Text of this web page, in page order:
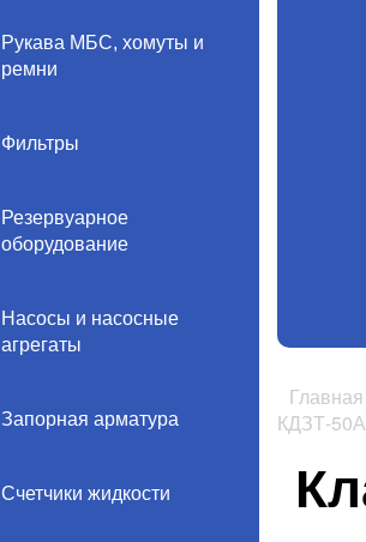
Рукава МБС, хомуты и
ремни
Фильтры
Резервуарное
оборудование
Насосы и насосные
агрегаты
Запорная арматура
Счетчики жидкости
Главная
КДЗТ-50А